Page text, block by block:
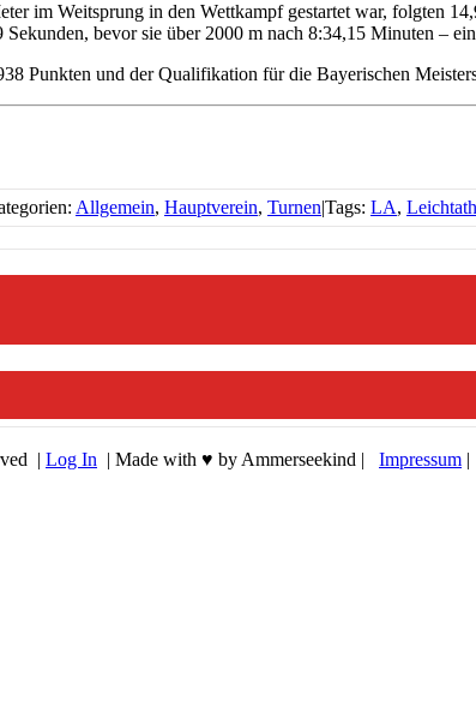
im Weitsprung in den Wettkampf gestartet war, folgten
bevor sie über 2000 m nach 8:34,15 Minuten –
Punkten und der Qualifikation für die Bayerischen
Allgemein, Hauptverein, Turnen|Tags: LA,
| Log In | Made with ♥ by Ammerseekind | Impressum |